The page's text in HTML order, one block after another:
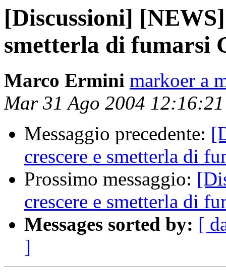
[Discussioni]
smetterla di fumarsi
Marco Ermini markoer a
Mar 31 Ago 2004
Messaggio precedente:
crescere e smetterla di
Prossimo messaggio:
crescere e smetterla di
Messages sorted by: [
]